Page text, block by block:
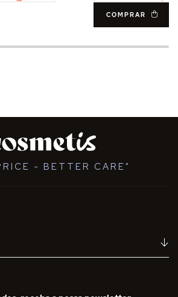
COMPRAR
- BETTER CARE"